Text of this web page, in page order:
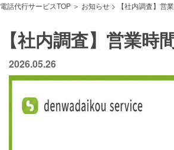
電話代行サービスTOP ＞ お知らせ > 【社内調査】営
【社内調査】営業
2026.05.26